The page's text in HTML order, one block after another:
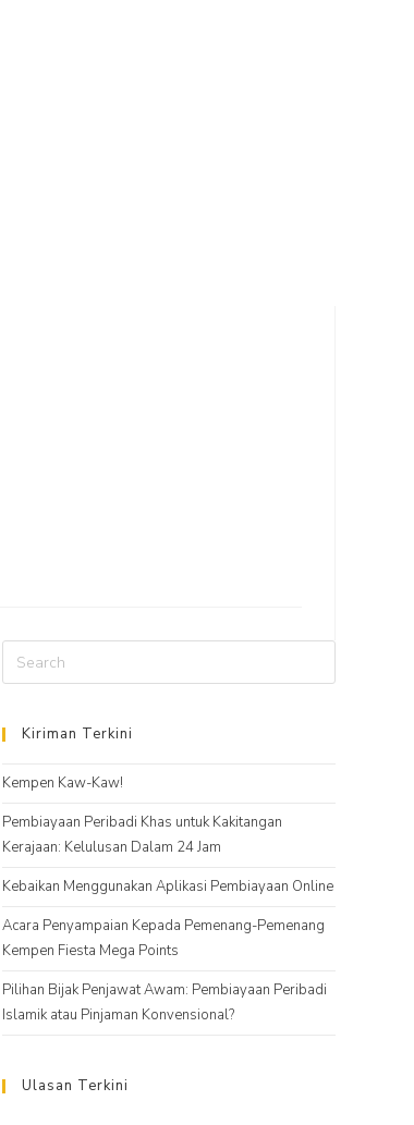
Kiriman Terkini
Kempen Kaw-Kaw!
Pembiayaan Peribadi Khas untuk Kakitangan
Kerajaan: Kelulusan Dalam 24 Jam
Kebaikan Menggunakan Aplikasi Pembiayaan Online
Acara Penyampaian Kepada Pemenang-Pemenang
Kempen Fiesta Mega Points
Pilihan Bijak Penjawat Awam: Pembiayaan Peribadi
Islamik atau Pinjaman Konvensional?
Ulasan Terkini